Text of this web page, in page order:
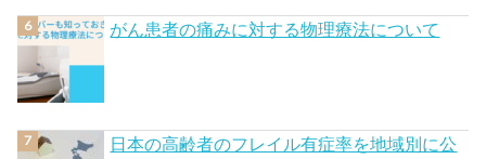
がん患者の痛みに対する物理療法について
日本の高齢者のフレイル有症率を地域別に公